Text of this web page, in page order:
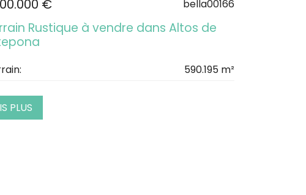
€ bella00166
Rustique à vendre dans Altos de
590.195 m²
PLUS